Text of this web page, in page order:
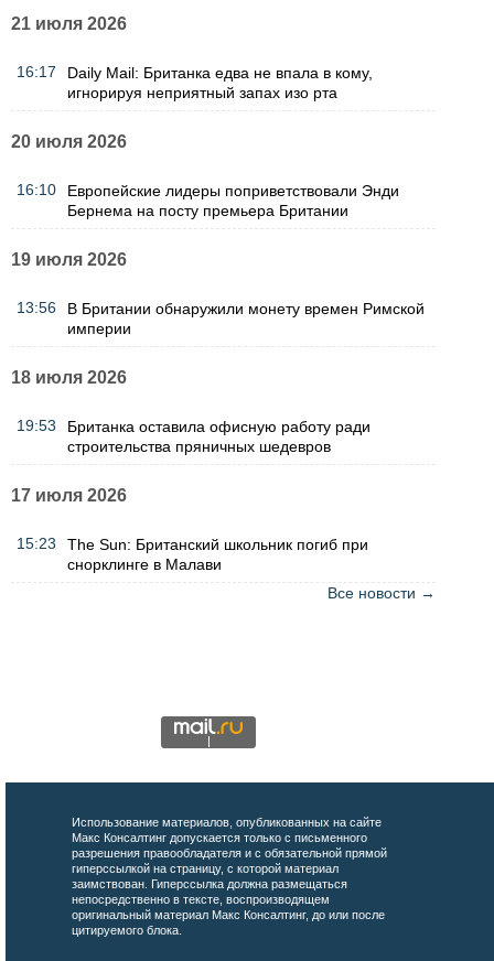
21 июля 2026
16:17
Daily Mail: Британка едва не впала в кому,
игнорируя неприятный запах изо рта
20 июля 2026
16:10
Европейские лидеры поприветствовали Энди
Бернема на посту премьера Британии
19 июля 2026
13:56
В Британии обнаружили монету времен Римской
империи
18 июля 2026
19:53
Британка оставила офисную работу ради
строительства пряничных шедевров
17 июля 2026
15:23
The Sun: Британский школьник погиб при
снорклинге в Малави
Все новости →
Использование материалов, опубликованных на сайте
Макс Консалтинг допускается только с письменного
разрешения правообладателя и с обязательной прямой
гиперссылкой на страницу, с которой материал
заимствован. Гиперссылка должна размещаться
непосредственно в тексте, воспроизводящем
оригинальный материал Макс Консалтинг, до или после
цитируемого блока.